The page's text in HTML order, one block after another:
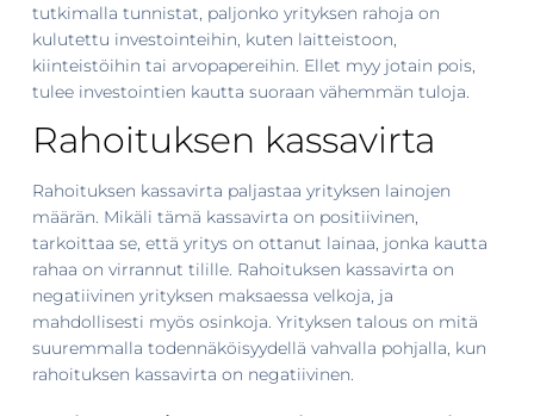
tutkimalla tunnistat, paljonko yrityksen rahoja on
kulutettu investointeihin, kuten laitteistoon,
kiinteistöihin tai arvopapereihin. Ellet myy jotain pois,
tulee investointien kautta suoraan vähemmän tuloja.
Rahoituksen kassavirta
Rahoituksen kassavirta paljastaa yrityksen lainojen
määrän. Mikäli tämä kassavirta on positiivinen,
tarkoittaa se, että yritys on ottanut lainaa, jonka kautta
rahaa on virrannut tilille. Rahoituksen kassavirta on
negatiivinen yrityksen maksaessa velkoja, ja
mahdollisesti myös osinkoja. Yrityksen talous on mitä
suuremmalla todennäköisyydellä vahvalla pohjalla, kun
rahoituksen kassavirta on negatiivinen.